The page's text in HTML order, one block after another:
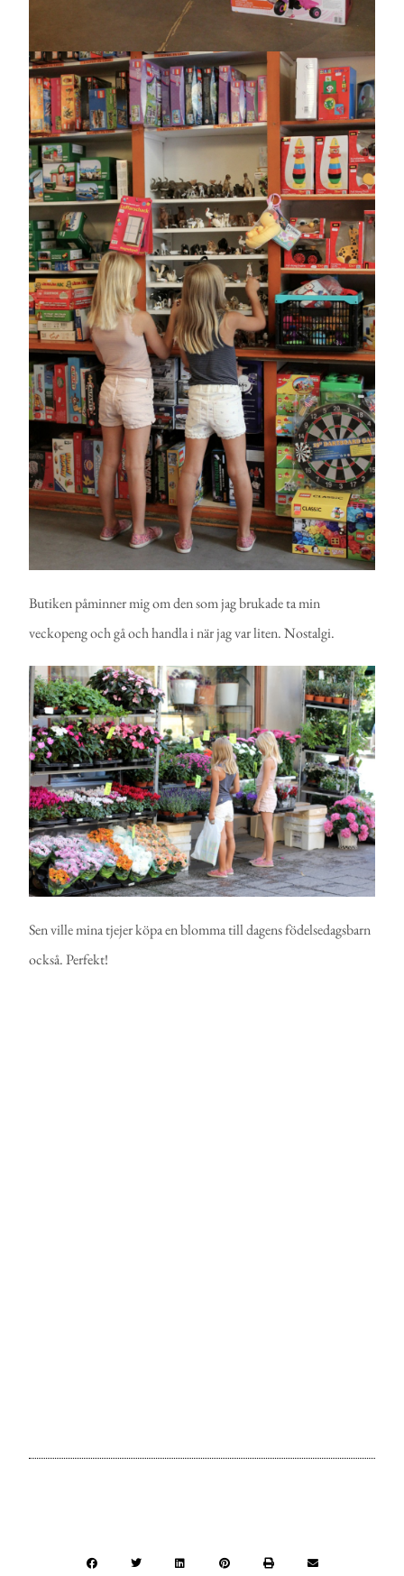
Butiken påminner mig om den som jag brukade ta min
veckopeng och gå och handla i när jag var liten. Nostalgi.
Sen ville mina tjejer köpa en blomma till dagens födelsedagsbarn
också. Perfekt!